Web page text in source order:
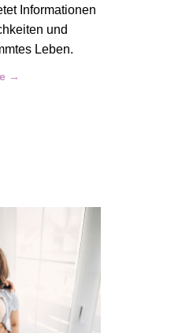
Informationen
und
Leben.
→